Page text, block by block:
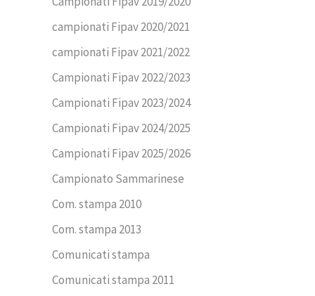
campionati Fipav 2020/2021
campionati Fipav 2021/2022
Campionati Fipav 2022/2023
Campionati Fipav 2023/2024
Campionati Fipav 2024/2025
Campionati Fipav 2025/2026
Campionato Sammarinese
Com. stampa 2010
Com. stampa 2013
Comunicati stampa
Comunicati stampa 2011